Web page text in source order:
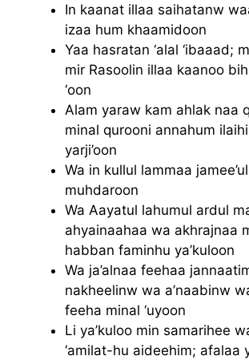
In kaanat illaa saihatanw
izaa hum khaamidoon
Yaa hasratan ‘alal ‘ibaaad;
mir Rasoolin illaa kaanoo
‘oon
Alam yaraw kam ahlak naa
minal qurooni annahum
yarji’oon
Wa in kullul lammaa
muhdaroon
Wa Aayatul lahumul ardul
ahyainaahaa wa akhrajnaa
habban faminhu ya’kuloon
Wa ja’alnaa feehaa
nakheelinw wa a’naabinw
feeha minal ‘uyoon
Li ya’kuloo min samarihee
‘amilat-hu aideehim; afalaa